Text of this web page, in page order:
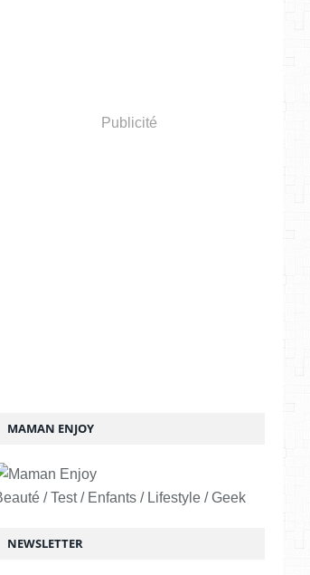
Publicité
NEWSLETTER
MAMAN ENJOY
/ Test / Enfants / Lifestyle / Geek